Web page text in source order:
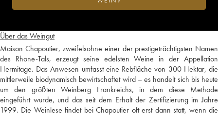
Über das Weingut
Maison Chapoutier, zweifelsohne einer der prestigeträchtigsten Namen
des Rhone-Tals, erzeugt seine edelsten Weine in der Appellation
Hermitage. Das Anwesen umfasst eine Rebfläche von 300 Hektar, die
mittlerweile biodynamisch bewirtschaftet wird – es handelt sich bis heute
um den größten Weinberg Frankreichs, in dem diese Methode
eingeführt wurde, und das seit dem Erhalt der Zertifizierung im Jahre
1999. Die Weinlese findet bei Chapoutier oft erst dann statt, wenn die